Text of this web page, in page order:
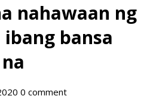
nahawaan ng
ibang bansa
0 comment